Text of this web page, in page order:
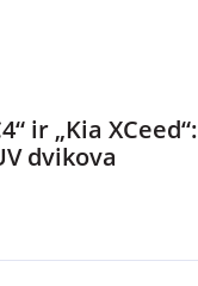
ir „Kia XCeed“:
dvikova